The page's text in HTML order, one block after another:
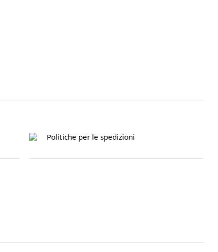
Politiche per le spedizioni